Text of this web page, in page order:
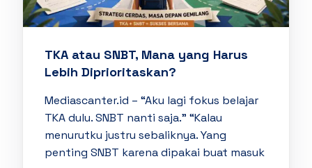
TKA atau SNBT, Mana yang Harus
Lebih Diprioritaskan?
Mediascanter.id – “Aku lagi fokus belajar
TKA dulu. SNBT nanti saja.” “Kalau
menurutku justru sebaliknya. Yang
penting SNBT karena dipakai buat masuk